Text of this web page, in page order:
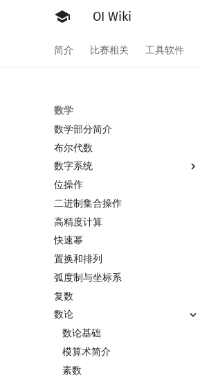
OI Wiki
简介 比赛相关 工具软件
数学
数学部分简介
布尔代数
数字系统
数字系统简介
进位制
平衡三进制
格雷码
位操作
二进制集合操作
高精度计算
快速幂
置换和排列
弧度制与坐标系
复数
数论
数论基础
模算术简介
素数